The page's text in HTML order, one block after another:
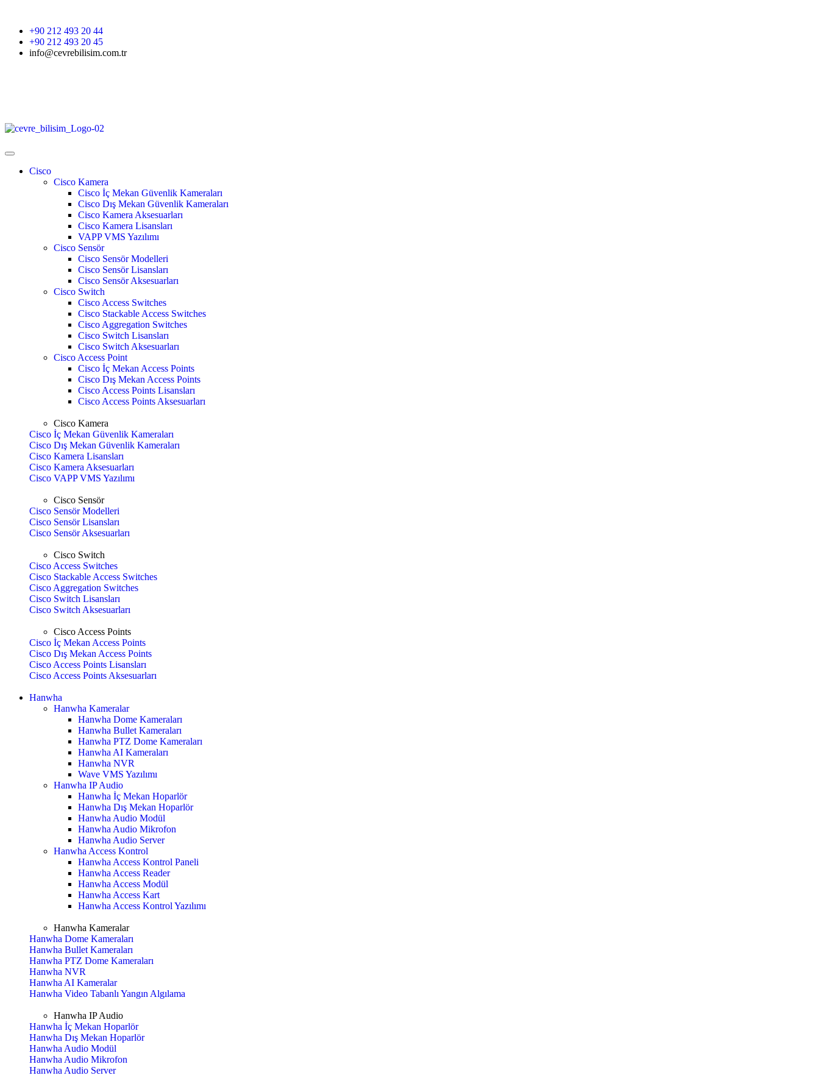
+90 212 493 20 44
+90 212 493 20 45
info@cevrebilisim.com.tr
Cisco
Cisco Kamera
Cisco İç Mekan Güvenlik Kameraları
Cisco Dış Mekan Güvenlik Kameraları
Cisco Kamera Aksesuarları
Cisco Kamera Lisansları
VAPP VMS Yazılımı
Cisco Sensör
Cisco Sensör Modelleri
Cisco Sensör Lisansları
Cisco Sensör Aksesuarları
Cisco Switch
Cisco Access Switches
Cisco Stackable Access Switches
Cisco Aggregation Switches
Cisco Switch Lisansları
Cisco Switch Aksesuarları
Cisco Access Point
Cisco İç Mekan Access Points
Cisco Dış Mekan Access Points
Cisco Access Points Lisansları
Cisco Access Points Aksesuarları
Cisco Kamera
Cisco İç Mekan Güvenlik Kameraları
Cisco Dış Mekan Güvenlik Kameraları
Cisco Kamera Lisansları
Cisco Kamera Aksesuarları
Cisco VAPP VMS Yazılımı
Cisco Sensör
Cisco Sensör Modelleri
Cisco Sensör Lisansları
Cisco Sensör Aksesuarları
Cisco Switch
Cisco Access Switches
Cisco Stackable Access Switches
Cisco Aggregation Switches
Cisco Switch Lisansları
Cisco Switch Aksesuarları
Cisco Access Points
Cisco İç Mekan Access Points
Cisco Dış Mekan Access Points
Cisco Access Points Lisansları
Cisco Access Points Aksesuarları
Hanwha
Hanwha Kameralar
Hanwha Dome Kameraları
Hanwha Bullet Kameraları
Hanwha PTZ Dome Kameraları
Hanwha AI Kameraları
Hanwha NVR
Wave VMS Yazılımı
Hanwha IP Audio
Hanwha İç Mekan Hoparlör
Hanwha Dış Mekan Hoparlör
Hanwha Audio Modül
Hanwha Audio Mikrofon
Hanwha Audio Server
Hanwha Access Kontrol
Hanwha Access Kontrol Paneli
Hanwha Access Reader
Hanwha Access Modül
Hanwha Access Kart
Hanwha Access Kontrol Yazılımı
Hanwha Kameralar
Hanwha Dome Kameraları
Hanwha Bullet Kameraları
Hanwha PTZ Dome Kameraları
Hanwha NVR
Hanwha AI Kameralar
Hanwha Video Tabanlı Yangın Algılama
Hanwha IP Audio
Hanwha İç Mekan Hoparlör
Hanwha Dış Mekan Hoparlör
Hanwha Audio Modül
Hanwha Audio Mikrofon
Hanwha Audio Server